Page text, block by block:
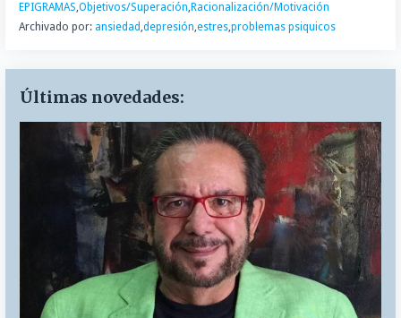
EPIGRAMAS,Objetivos/Superación,Racionalización/Motivación
Archivado por: ansiedad ,depresión,estres,problemas psiquicos
Últimas novedades: